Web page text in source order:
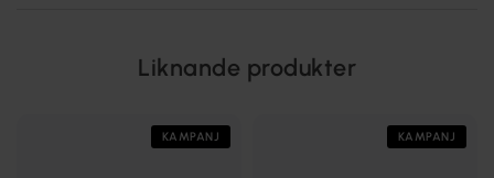
Liknande produkter
KAMPANJ KAMPANJ